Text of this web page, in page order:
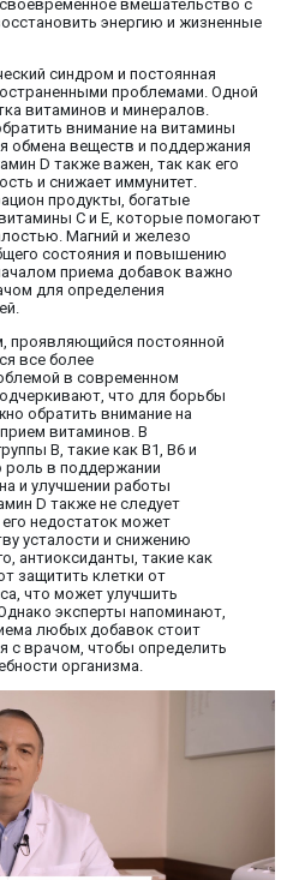
вмешательство с
энергию и жизненные
синдром и постоянная
проблемами. Одной
витаминов и минералов.
внимание на витамины
обмена веществ и поддержания
D также важен, так как его
и снижает иммунитет.
продукты, богатые
C и E, которые помогают
Магний и железо
состояния и повышению
приема добавок важно
для определения
проявляющийся постоянной
все более
в современном
что для борьбы
обратить внимание на
витаминов. В
B, такие как B1, B6 и
роль в поддержании
и улучшении работы
D также не следует
недостаток может
усталости и снижению
антиоксиданты, такие как
защитить клетки от
что может улучшить
эксперты напоминают,
любых добавок стоит
с врачом, чтобы определить
организма.